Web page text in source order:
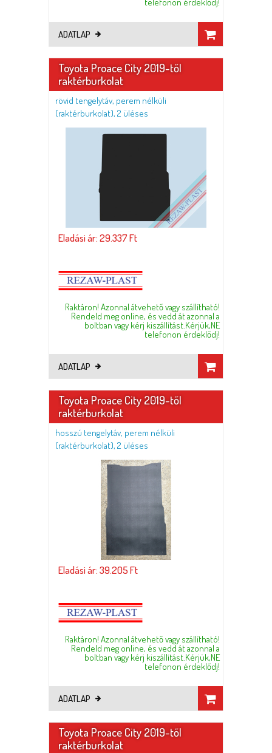
ADATLAP
Toyota Proace City 2019-től
raktérburkolat
rövid tengelytáv, perem nélküli
(raktérburkolat), 2 üléses
Eladási ár: 29.337 Ft
Raktáron! Azonnal átvehető vagy szállítható!
Rendeld meg online, és vedd át azonnal a
boltban vagy kérj kiszállítást.Kérjük,NE
telefonon érdeklődj!
ADATLAP
Toyota Proace City 2019-től
raktérburkolat
hosszú tengelytáv, perem nélküli
(raktérburkolat), 2 üléses
Eladási ár: 39.205 Ft
Raktáron! Azonnal átvehető vagy szállítható!
Rendeld meg online, és vedd át azonnal a
boltban vagy kérj kiszállítást.Kérjük,NE
telefonon érdeklődj!
ADATLAP
Toyota Proace City 2019-től
raktérburkolat